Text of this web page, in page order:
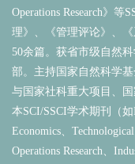
Operations Research》等
理》、《管理评论》、
50余篇。获省市级自然
部。主持国家自然科学
与国家社科重大项目、
本SCI/SSCI学术期刊（如
Economics、
Operations Research、